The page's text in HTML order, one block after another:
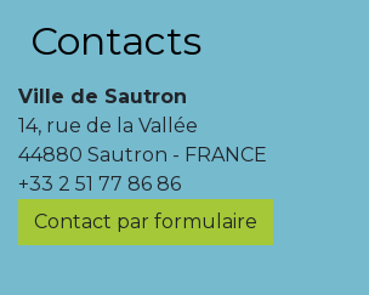
Contacts
Ville de Sautron
14, rue de la Vallée
44880 Sautron - FRANCE
+33 2 51 77 86 86
Contact par formulaire